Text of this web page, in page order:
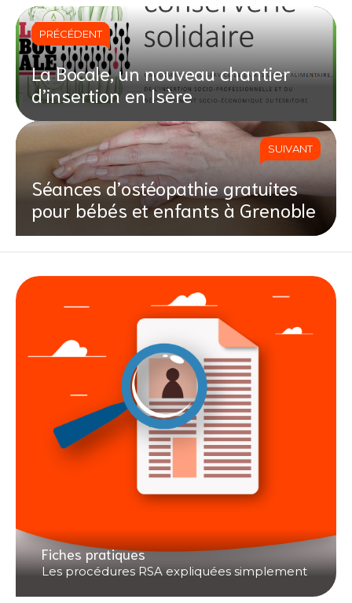
PRÉCÉDENT
La Bocale, un nouveau chantier
d’insertion en Isère
SUIVANT
Séances d’ostéopathie gratuites
pour bébés et enfants à Grenoble
Fiches pratiques
Les procédures RSA expliquées simplement